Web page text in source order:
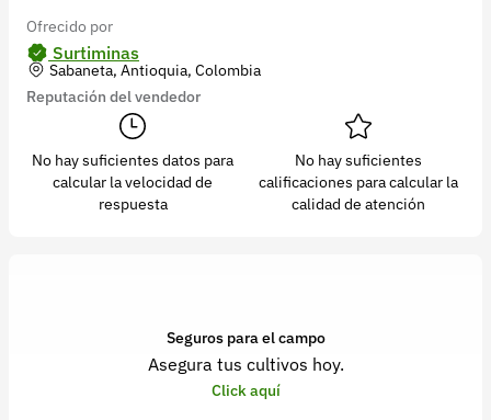
Ofrecido por
Surtiminas
Sabaneta, Antioquia, Colombia
Reputación del vendedor
No hay suficientes datos para
calcular la velocidad de
respuesta
No hay suficientes
calificaciones para calcular la
calidad de atención
Seguros para el campo
Asegura tus cultivos hoy.
Click aquí